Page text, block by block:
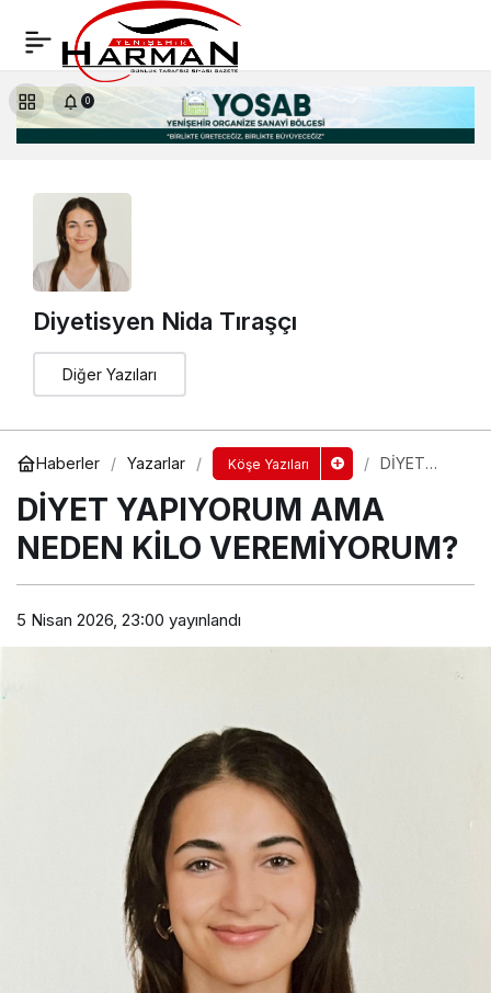
0
Diyetisyen Nida Tıraşçı
Diğer Yazıları
Haberler Yazarlar Köşe Yazıları
DİYET
NEDEN
KİLO
VEREMİYO
DİYET YAPIYORUM AMA
NEDEN KİLO VEREMİYORUM?
5 Nisan 2026, 23:00 yayınlandı
GERÇEKTEN ŞOFÖRLER KAZANDI
Yorum Yap Paylaş